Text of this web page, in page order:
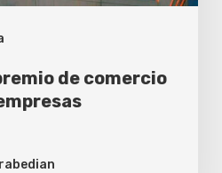
de comercio